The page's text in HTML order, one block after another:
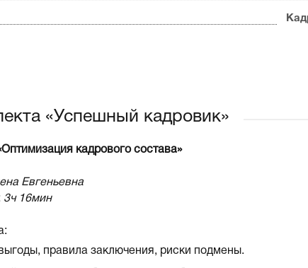
«Успешный кадровик»
кадрового состава»
Евгеньевна
3ч 16мин
правила заключения, риски подмены.